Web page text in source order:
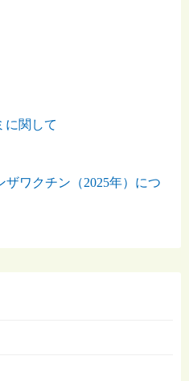
に関して
ザワクチン（2025年）につ